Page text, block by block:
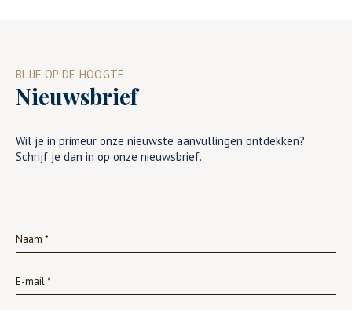
BLIJF OP DE HOOGTE
Nieuwsbrief
Wil je in primeur onze nieuwste aanvullingen ontdekken?
Schrijf je dan in op onze nieuwsbrief.